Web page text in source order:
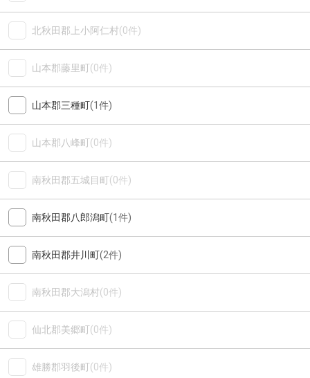
北秋田郡上小阿仁村(0件)
山本郡藤里町(0件)
山本郡三種町(1件)
山本郡八峰町(0件)
南秋田郡五城目町(0件)
南秋田郡八郎潟町(1件)
南秋田郡井川町(2件)
南秋田郡大潟村(0件)
仙北郡美郷町(0件)
雄勝郡羽後町(0件)